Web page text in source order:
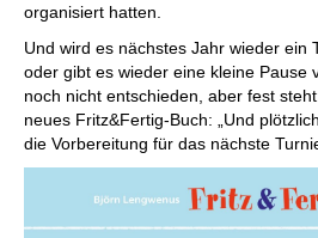
organisiert hatten.
Und wird es nächstes Jahr wieder ein
oder gibt es wieder eine kleine Pause
noch nicht entschieden, aber fest
neues Fritz&Fertig-Buch: „Und
die Vorbereitung für das nächste